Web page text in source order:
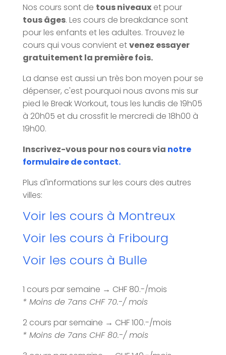
Nos cours sont de tous niveauxet pour
tous âges. Les cours de breakdance sont
pour les enfants et les adultes. Trouvez le
cours qui vous convient etvenez essayer
gratuitement la première fois.
La danse est aussi un très bon moyen pour se
dépenser, c'est pourquoi nous avons mis sur
pied le Break Workout, tous les lundis de 19h05
à 20h05 et du crossfit le mercredi de 18h00 à
19h00.
Inscrivez-vous pour nos cours via notre
formulaire de contact.
Plus d'informations sur les cours des autres
villes:
Voir les cours à Montreux
Voir les cours à Fribourg
Voir les cours à Bulle
1 cours par semaine → CHF 80.-/mois
* Moins de 7ans CHF 70.-/ mois
2 cours par semaine → CHF 100.-/mois
* Moins de 7ans CHF 80.-/ mois